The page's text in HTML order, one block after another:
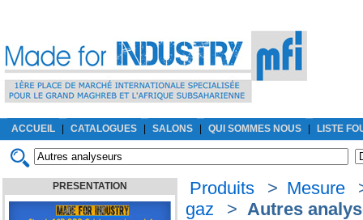
ACCUEIL CATALOGUES SALONS QUI SOMMES NOUS LISTE
PRESENTATION Produits > Mesure
gaz
> Autres